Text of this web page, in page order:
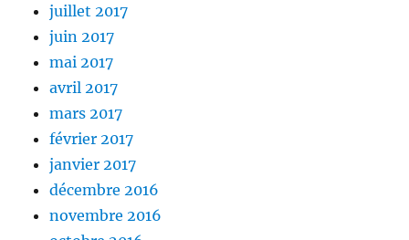
juillet 2017
juin 2017
mai 2017
avril 2017
mars 2017
février 2017
janvier 2017
décembre 2016
novembre 2016